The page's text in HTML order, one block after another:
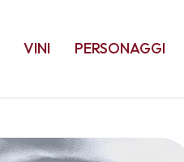
VINI PERSONAGGI